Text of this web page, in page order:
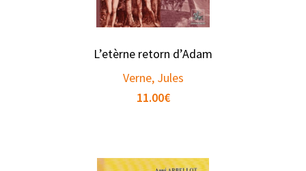
L’etèrne retorn d’Adam
Verne, Jules
11.00€